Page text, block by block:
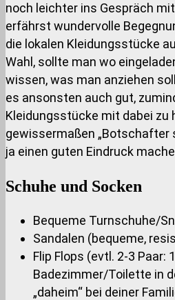
noch leichter ins Gespräch
erfährst wundervolle
die lokalen Kleidungsstücke
Wahl, sollte man wo
wissen, was man anziehen
es ansonsten auch gut,
Kleidungsstücke mit dabei zu
gewissermaßen „Botschafter
ja einen guten Eindruck
Schuhe und Socken
Bequeme Turnschuhe/
Sandalen (bequeme,
Flip Flops (evtl. 2-3 Paar:
Badezimmer/Toilette in
„daheim“ bei deiner